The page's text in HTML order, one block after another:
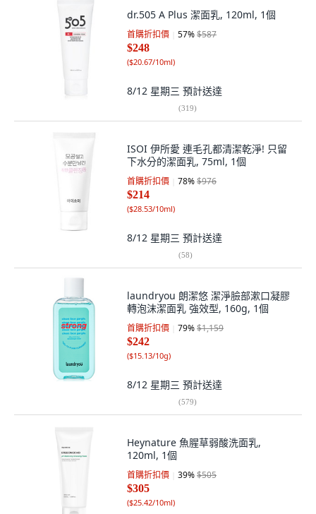
dr.505 A Plus 潔面乳, 120ml, 1個
首購折扣價 57%$587
$248
($20.67/10ml)
8/12 星期三 預計送達
(319)
ISOI 伊所愛 連毛孔都清潔乾淨! 只留
下水分的潔面乳, 75ml, 1個
首購折扣價 78%$976
$214
($28.53/10ml)
8/12 星期三 預計送達
(58)
laundryou 朗潔悠 潔淨臉部漱口凝膠
轉泡沫潔面乳 強效型, 160g, 1個
首購折扣價 79%$1,159
$242
($15.13/10g)
8/12 星期三 預計送達
(579)
Heynature 魚腥草弱酸洗面乳,
120ml, 1個
首購折扣價 39%$505
$305
($25.42/10ml)